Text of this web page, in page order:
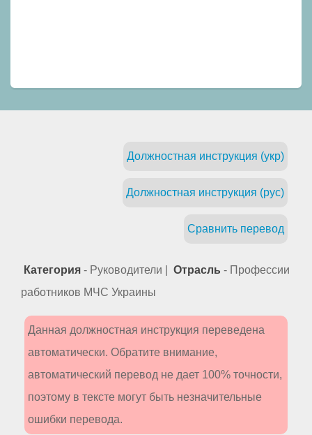
Должностная инструкция (укр)
Должностная инструкция (рус)
Сравнить перевод
Категория - Руководители | Отрасль - Профессии
работников МЧС Украины
Данная должностная инструкция переведена
автоматически. Обратите внимание,
автоматический перевод не дает 100% точности,
поэтому в тексте могут быть незначительные
ошибки перевода.